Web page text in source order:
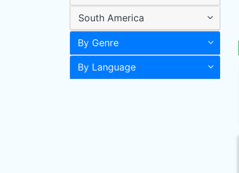
South America
By Genre
By Language